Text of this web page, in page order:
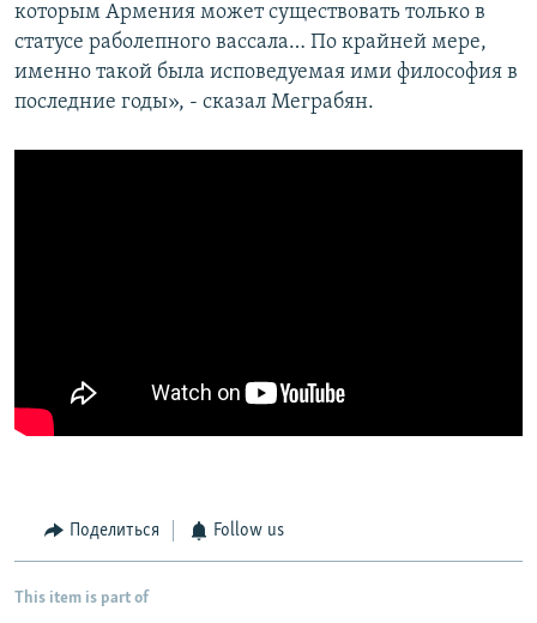
которым Армения может существовать только в
статусе раболепного вассала… По крайней мере,
именно такой была исповедуемая ими философия в
последние годы», - сказал Меграбян.
Поделиться Follow us
This item is part of